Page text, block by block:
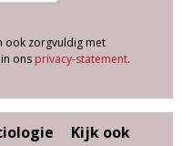
ook zorgvuldig met
ons privacy-statement.
Kijk ook